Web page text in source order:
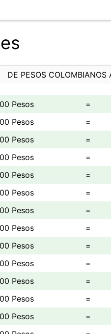
DE PESOS COLOMBIANOS
Pesos =
Pesos
=
Pesos
=
Pesos
=
Pesos
=
Pesos
=
Pesos
=
Pesos
=
Pesos
=
Pesos
=
Pesos
=
Pesos
=
Pesos
=